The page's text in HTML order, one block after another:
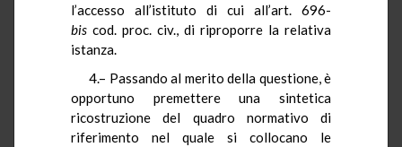
l’accesso all’istituto di cui all’art. 696-
bis cod. proc. civ., di riproporre la relativa
istanza.
4.– Passando al merito della questione, è
opportuno premettere una sintetica
ricostruzione del quadro normativo di
riferimento nel quale si collocano le